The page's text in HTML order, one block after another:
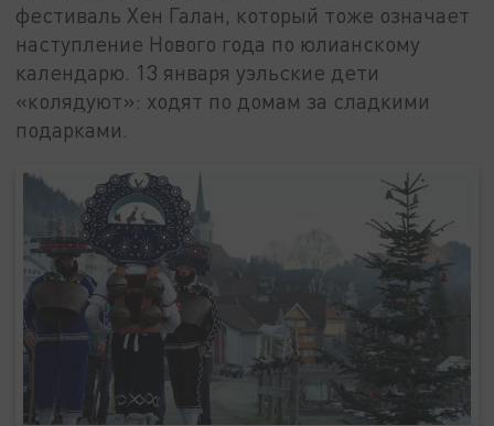
фестиваль Хен Галан, который тоже означает
наступление Нового года по юлианскому
календарю. 13 января уэльские дети
«колядуют»: ходят по домам за сладкими
подарками.